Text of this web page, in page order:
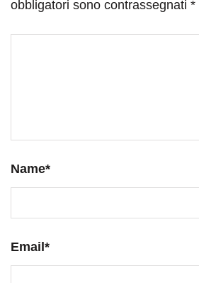
obbligatori sono contrassegnati *
Name*
Email*